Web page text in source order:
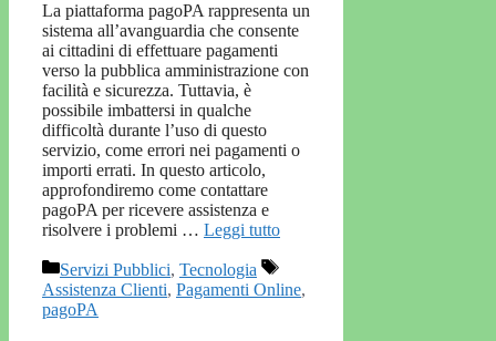
La piattaforma pagoPA rappresenta un
sistema all’avanguardia che consente
ai cittadini di effettuare pagamenti
verso la pubblica amministrazione con
facilità e sicurezza. Tuttavia, è
possibile imbattersi in qualche
difficoltà durante l’uso di questo
servizio, come errori nei pagamenti o
importi errati. In questo articolo,
approfondiremo come contattare
pagoPA per ricevere assistenza e
risolvere i problemi … Leggi tutto
Categorie
Servizi Pubblici, Tecnologia
Tag
Assistenza Clienti, Pagamenti Online,
pagoPA